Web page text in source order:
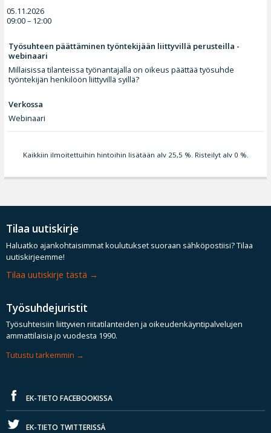
05.11.2026
09:00 – 12:00
Työsuhteen päättäminen työntekijään liittyvillä perusteilla -
webinaari
Millaisissa tilanteissa työnantajalla on oikeus päättää työsuhde
työntekijän henkilöön liittyvillä syillä?
Verkossa
Webinaari
Kaikkiin ilmoitettuihin hintoihin lisätään alv 25,5 %. Risteilyt alv 0 %.
Tilaa uutiskirje
Haluatko ajankohtaisimmat koulutukset suoraan sähköpostiisi? Tilaa
uutiskirjeemme!
Tilaa uutiskirje tästä
Työsuhdejuristit
Työsuhteisiin liittyvien riitatilanteiden ja oikeudenkäyntipalvelujen
ammattilaisia jo vuodesta 1990.
Tutustu tarkemmin
EK-TIETO FACEBOOKISSA
EK-TIETO TWITTERISSÄ